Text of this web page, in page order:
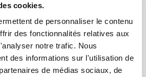
cookies.
de personnaliser le contenu
des fonctionnalités relatives aux
notre trafic. Nous
des informations sur l'utilisation de
de médias sociaux, de